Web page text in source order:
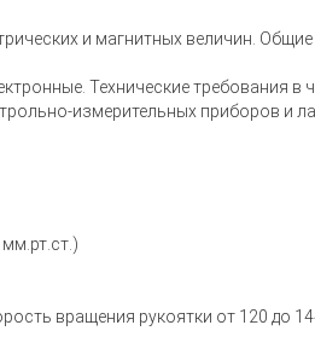
и магнитных величин.
Технические требования
измерительных приборов и
вращения рукоятки от 120 до